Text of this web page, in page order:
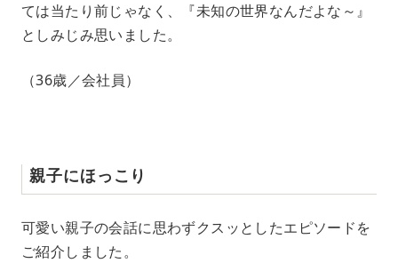
ては当たり前じゃなく、『未知の世界なんだよな～』
としみじみ思いました。
（36歳／会社員）
親子にほっこり
可愛い親子の会話に思わずクスッとしたエピソードを
ご紹介しました。